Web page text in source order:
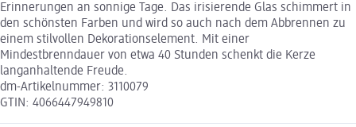
Erinnerungen an sonnige Tage. Das irisierende Glas schimmert in
den schönsten Farben und wird so auch nach dem Abbrennen zu
einem stilvollen Dekorationselement. Mit einer
Mindestbrenndauer von etwa 40 Stunden schenkt die Kerze
langanhaltende Freude.
dm-Artikelnummer: 3110079
GTIN: 4066447949810